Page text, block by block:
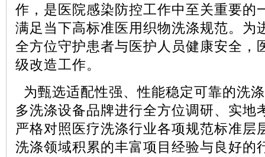
作，是医院感染防控工作中至关重要的
满足当下高标准医用织物洗涤规范。为
全方位守护患者与医护人员健康安全，
级改造工作。
为甄选适配性强、性能稳定可靠的洗
多洗涤设备品牌进行全方位调研、实地
严格对照医疗洗涤行业各项规范标准层
洗涤领域积累的丰富项目经验与良好的